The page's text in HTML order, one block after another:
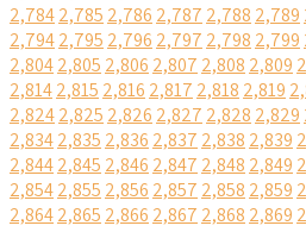
2,7842,785 2,786 2,787 2,788 2,789
2,7942,795 2,796 2,797 2,798 2,799
2,8042,805 2,806 2,807 2,808 2,809
2,8142,815 2,816 2,817 2,818 2,819
2,8242,825 2,826 2,827 2,828 2,829
2,8342,835 2,836 2,837 2,838 2,839
2,8442,845 2,846 2,847 2,848 2,849
2,8542,855 2,856 2,857 2,858 2,859
2,8642,865 2,866 2,867 2,868 2,869